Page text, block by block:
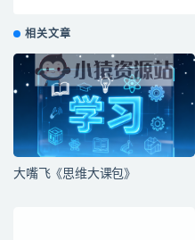
相关文章
大嘴飞《思维大课包》